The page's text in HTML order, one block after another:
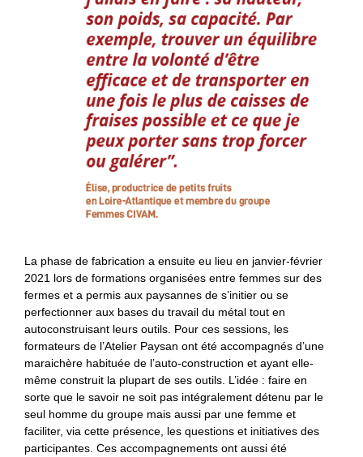
La phase de fabrication a ensuite eu lieu en janvier-février
2021 lors de formations organisées entre femmes sur des
fermes et a permis aux paysannes de s’initier ou se
perfectionner aux bases du travail du métal tout en
autoconstruisant leurs outils. Pour ces sessions, les
formateurs de l’Atelier Paysan ont été accompagnés d’une
maraichère habituée de l’auto-construction et ayant elle-
même construit la plupart de ses outils. L’idée : faire en
sorte que le savoir ne soit pas intégralement détenu par le
seul homme du groupe mais aussi par une femme et
faciliter, via cette présence, les questions et initiatives des
participantes. Ces accompagnements ont aussi été